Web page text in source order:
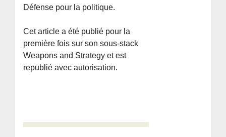
Défense pour la politique.
Cet article a été publié pour la
première fois sur son sous-stack
Weapons and Strategy et est
republié avec autorisation.